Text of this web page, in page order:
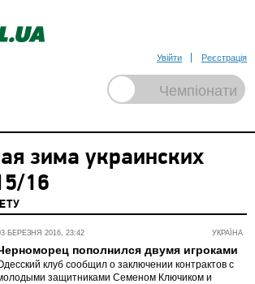
Увійти Реєстрація
зима украинских
16
УКРАЇНА
БЕРЕЗНЯ 2016, 23:42
пополнился двумя игроками
клуб сообщил о заключении контрактов с
защитниками Семеном Ключиком и